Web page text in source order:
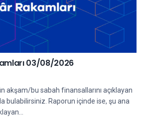
03/08/2026
akşam/bu sabah finansallarını açıklayan
bulabilirsiniz. Raporun içinde ise, şu ana